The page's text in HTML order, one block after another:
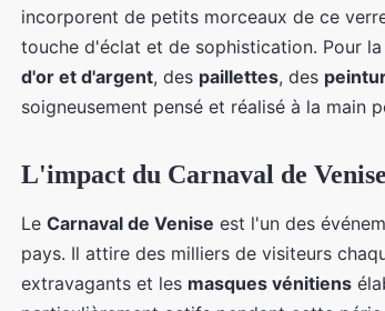
incorporent de petits morceaux de ce
touche d'éclat et de sophistication. Pour
d'or et d'argent, des paillettes, des
soigneusement pensé et réalisé à la
L'impact du Carnaval de
Le Carnaval de Venise est l'un des
pays. Il attire des milliers de visiteurs
extravagants et les masques vénitiens